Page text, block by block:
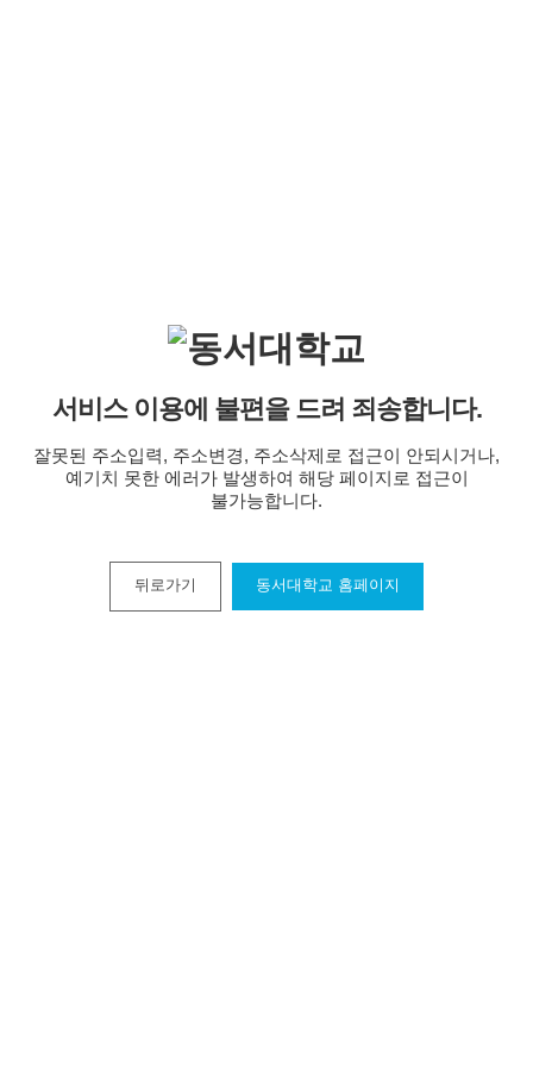
서비스 이용에 불편을 드려 죄송합니다.
잘못된 주소입력, 주소변경, 주소삭제로 접근이 안되시거나,
예기치 못한 에러가 발생하여 해당 페이지로 접근이
불가능합니다.
뒤로가기 동서대학교 홈페이지